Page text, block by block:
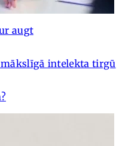
augt
intelekta tirgū